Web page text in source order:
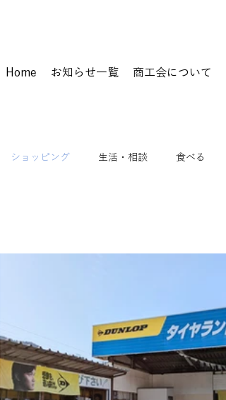
Home お知らせ一覧 商工会について
ショッピング 生活・相談 食べる